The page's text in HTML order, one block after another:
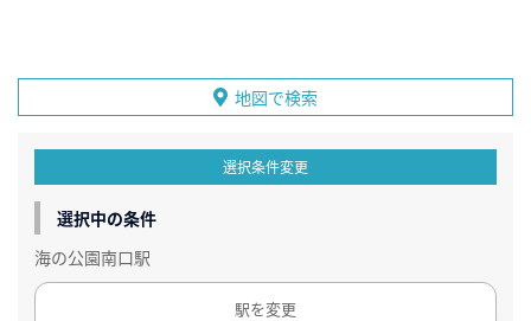
地図で検索
選択条件変更
選択中の条件
海の公園南口駅
駅を変更